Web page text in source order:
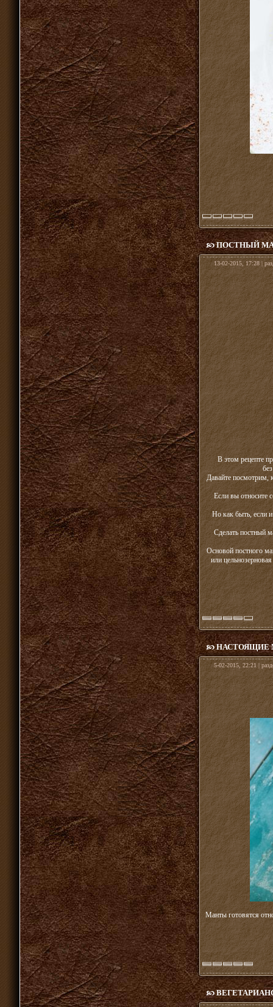
ПОСТНЫЙ
13-02-2015, 17:28 |
В этом рецепте
Давайте посмотрим,
Если вы относите
Но как быть, если и
Сделать постный
Основой постного
или
НАСТОЯЩИЕ
5-02-2015, 22:21 |
Манты готовятся